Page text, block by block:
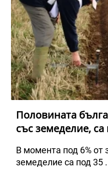
Половината
със земеделие,
В момента под 6% от
земеделие са под 35